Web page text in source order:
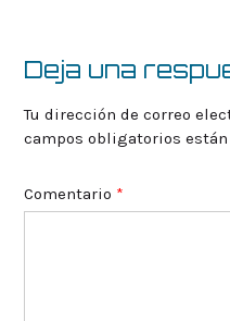
Deja una
Tu dirección de correo
campos obligatorios están
Comentario *